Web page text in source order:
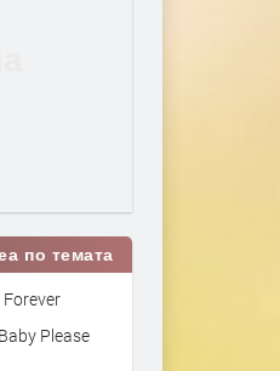
по темата
Please